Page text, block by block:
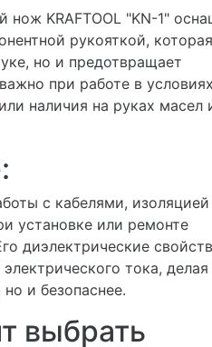
нож KRAFTOOL "KN-1"
рукояткой,
но и предотвращает
при работе в
наличия на руках масел
с кабелями,
установке или ремонте
диэлектрические
тока, делая
и безопаснее.
выбрать